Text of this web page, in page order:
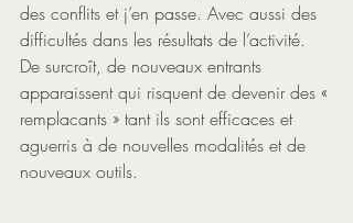
des conflits et j’en passe. Avec aussi des
difficultés dans les résultats de l’activité.
De surcroît, de nouveaux entrants
apparaissent qui risquent de devenir des «
remplacants » tant ils sont efficaces et
aguerris à de nouvelles modalités et de
nouveaux outils.